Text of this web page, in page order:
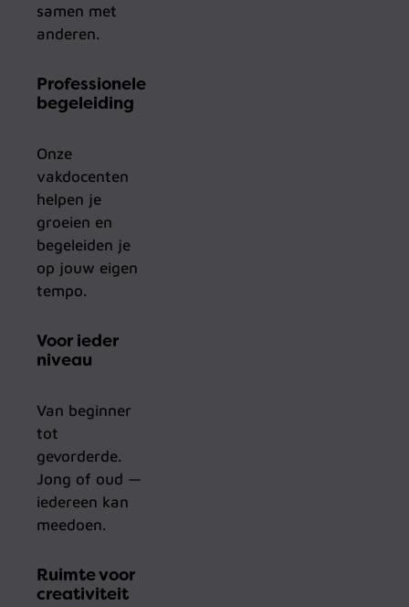
samen met
anderen.
Professionele
begeleiding
Onze
vakdocenten
helpen je
groeien en
begeleiden je
op jouw eigen
tempo.
Voor ieder
niveau
Van beginner
tot
gevorderde.
Jong of oud —
iedereen kan
meedoen.
Ruimte voor
creativiteit